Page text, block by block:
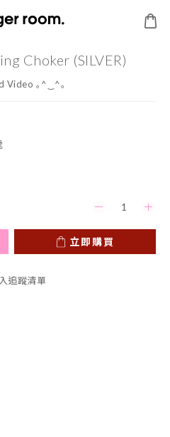
Choker (SILVER)
Video ｡^‿^｡
立即購買
追蹤清單